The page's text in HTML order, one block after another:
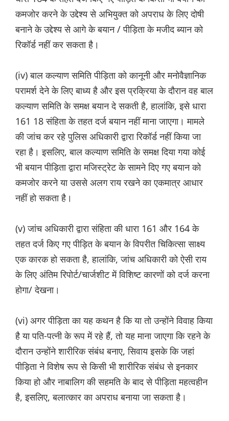
कमजोर करने के उद्देश्य से अभियुक्त को अपराध के लिए दोषी
बनाने के उद्देश्य से आगे के बयान / पीड़िता के मजीद ब्यान को
रिकॉर्ड नहीं कर सकता है।
(iv) बाल कल्याण समिति पीड़िता को कानूनी और मनोवैज्ञानिक
परामर्श देने के लिए बाध्य है और इस प्रक्रिया के दौरान वह बाल
कल्याण समिति के समक्ष बयान दे सकती है, हालांकि, इसे धारा
161 18 संहिता के तहत दर्ज बयान नहीं माना जाएगा। मामले
की जांच कर रहे पुलिस अधिकारी द्वारा रिकॉर्ड नहीं किया जा
रहा है। इसलिए, बाल कल्याण समिति के समक्ष दिया गया कोई
भी बयान पीड़िता द्वारा मजिस्ट्रेट के सामने दिए गए बयान को
कमजोर करने या उससे अलग राय रखने का एकमात्र आधार
नहीं हो सकता है।
(v) जांच अधिकारी द्वारा संहिता की धारा 161 और 164 के
तहत दर्ज किए गए पीड़ित के बयान के विपरीत चिकित्सा साक्ष्य
एक कारक हो सकता है, हालांकि, जांच अधिकारी को ऐसी राय
के लिए अंतिम रिपोर्ट/चार्जशीट में विशिष्ट कारणों को दर्ज करना
होगा/ देखना।
(vi) अगर पीड़िता का यह कथन है कि या तो उन्होंने विवाह किया
है या पति-पत्नी के रूप में रहे हैं, तो यह माना जाएगा कि रहने के
दौरान उन्होंने शारीरिक संबंध बनाए, सिवाय इसके कि जहां
पीड़िता ने विशेष रूप से किसी भी शारीरिक संबंध से इनकार
किया हो और नाबालिग की सहमति के बाद से पीड़िता महत्वहीन
है, इसलिए, बलात्कार का अपराध बनाया जा सकता है।